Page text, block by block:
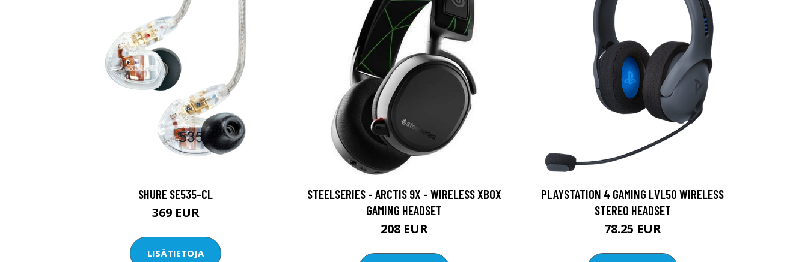
SHURE SE535-CL
369 EUR
LISÄTIETOJA
STEELSERIES - ARCTIS 9X - WIRELESS XBOX
GAMING HEADSET
208 EUR
PLAYSTATION 4 GAMING LVL50 WIRELESS
STEREO HEADSET
78.25 EUR